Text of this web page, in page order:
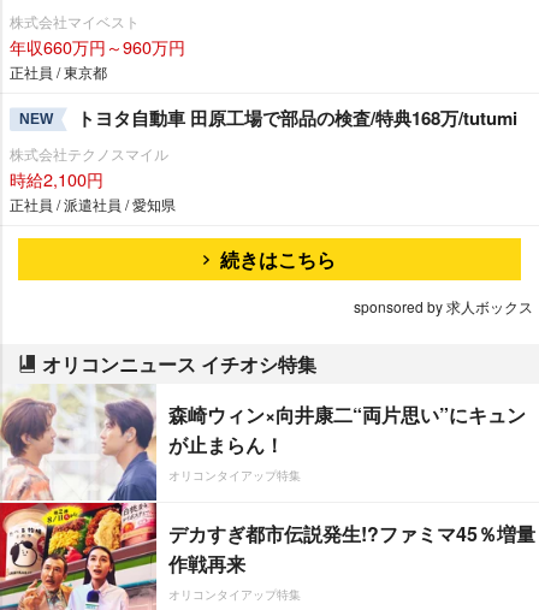
株式会社マイベスト
年収660万円～960万円
正社員 / 東京都
NEW トヨタ自動車 田原工場で部品の検査/特典168万/tutumi
株式会社テクノスマイル
時給2,100円
正社員 / 派遣社員 / 愛知県
続きはこちら
sponsored by 求人ボックス
オリコンニュース イチオシ特集
森崎ウィン×向井康二“両片思い”にキュン
が止まらん！
オリコンタイアップ特集
デカすぎ都市伝説発生!?ファミマ45％増量
作戦再来
オリコンタイアップ特集